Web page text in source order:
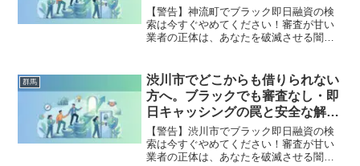
策
【警告】神流町でブラック即日融資の検
索は今すぐやめてください！審査が甘い
業者の正体は、あなたを破滅させる闇金
町で違法業者を避け、借金地獄から抜け
出した方々の実体験と確実な解決策を完
全公開。
群馬
渋川市でどこからも借りられない
方へ。ブラックでも審査なし・即
日キャッシングの罠と安全な解決
策
【警告】渋川市でブラック即日融資の検
索は今すぐやめてください！審査が甘い
業者の正体は、あなたを破滅させる闇金